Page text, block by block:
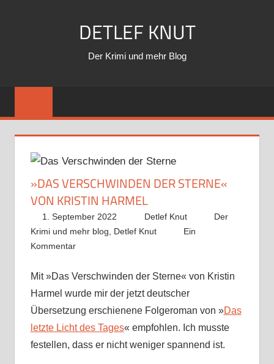
DETLEF KNUT
Der Krimi und mehr Blog
»DAS VERSCHWINDEN DER STERNE«
VON KRISTIN HARMEL
1. September 2022 Detlef Knut
Der
Krimi und mehr blog, Detlef Knut
Ein
Kommentar
Mit »Das Verschwinden der Sterne« von Kristin
Harmel wurde mir der jetzt deutscher
Übersetzung erschienene Folgeroman von »Das
letzte Licht des Tages« empfohlen. Ich musste
festellen, dass er nicht weniger spannend ist.